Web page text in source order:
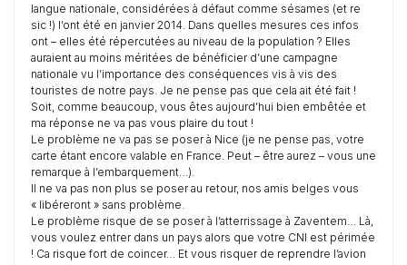
langue nationale, considérées à défaut comme sésames (et re
sic !) l’ont été en janvier 2014. Dans quelles mesures ces infos
ont – elles été répercutées au niveau de la population ? Elles
auraient au moins méritées de bénéficier d’une campagne
nationale vu l’importance des conséquences vis à vis des
touristes de notre pays. Je ne pense pas que cela ait été fait !
Soit, comme beaucoup, vous êtes aujourd’hui bien embêtée et
ma réponse ne va pas vous plaire du tout !
Le problème ne va pas se poser à Nice (je ne pense pas, votre
carte étant encore valable en France. Peut – être aurez – vous une
remarque à l’embarquement…).
Il ne va pas non plus se poser au retour, nos amis belges vous
« libéreront » sans problème.
Le problème risque de se poser à l’atterrissage à Zaventem… Là,
vous voulez entrer dans un pays alors que votre CNI est périmée
! Ca risque fort de coincer… Et vous risquer de reprendre l’avion